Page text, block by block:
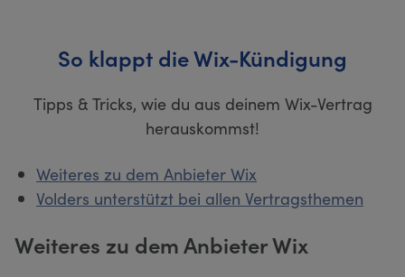
So klappt die Wix-Kündigung
Tipps & Tricks, wie du aus deinem Wix-Vertrag
herauskommst!
Weiteres zu dem Anbieter Wix
Volders unterstützt bei allen Vertragsthemen
Weiteres zu dem Anbieter Wix